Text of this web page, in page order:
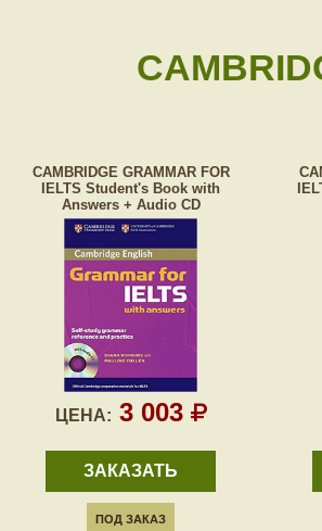
CAMBRIDGE GRAMMAR FOR
IELTS Student's Book with
Answers + Audio CD
ЦЕНА: 3 003
ЗАКАЗАТЬ
ПОД ЗАКАЗ